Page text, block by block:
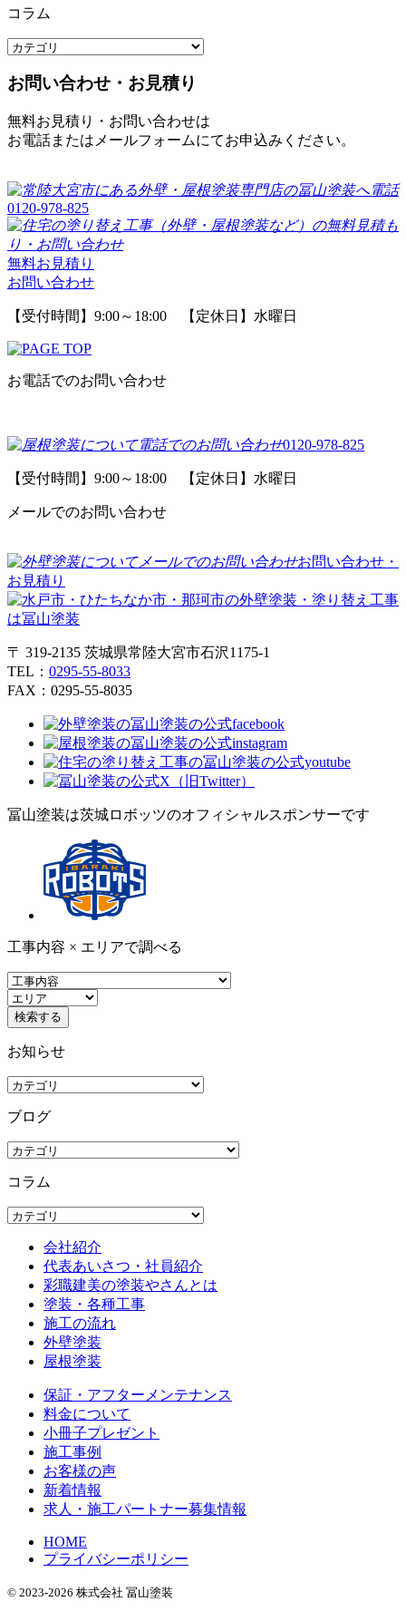
コラム
お問い合わせ・お見積り
無料お見積り・お問い合わせは
お電話またはメールフォームにてお申込みください。
0120-978-825
無料お見積り
お問い合わせ
【受付時間】9:00～18:00 【定休日】水曜日
お電話でのお問い合わせ
0120-978-825
【受付時間】9:00～18:00 【定休日】水曜日
メールでのお問い合わせ
お問い合わせ・
お見積り
〒 319-2135 茨城県常陸大宮市石沢1175-1
TEL： 0295-55-8033
FAX：0295-55-8035
冨山塗装は茨城ロボッツのオフィシャルスポンサーです
工事内容 × エリアで調べる
お知らせ
ブログ
コラム
会社紹介
代表あいさつ・社員紹介
彩職建美の塗装やさんとは
塗装・各種工事
施工の流れ
外壁塗装
屋根塗装
保証・アフターメンテナンス
料金について
小冊子プレゼント
施工事例
お客様の声
新着情報
求人・施工パートナー募集情報
HOME
プライバシーポリシー
© 2023-2026 株式会社 冨山塗装